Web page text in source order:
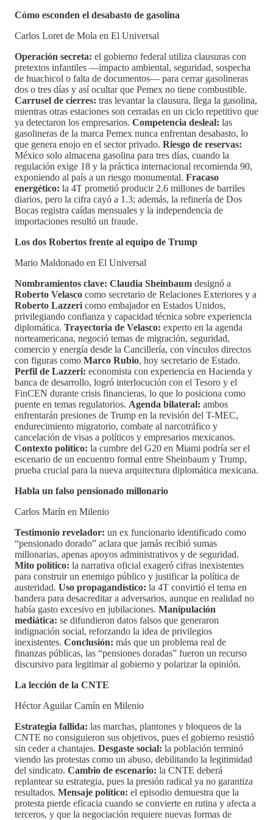
Cómo esconden el desabasto de gasolina
Carlos Loret de Mola en El Universal
Operación secreta: el gobierno federal utiliza clausuras con
pretextos infantiles —impacto ambiental, seguridad, sospecha
de huachicol o falta de documentos— para cerrar gasolineras
dos o tres días y así ocultar que Pemex no tiene combustible.
Carrusel de cierres: tras levantar la clausura, llega la gasolina,
mientras otras estaciones son cerradas en un ciclo repetitivo que
ya detectaron los empresarios. Competencia desleal: las
gasolineras de la marca Pemex nunca enfrentan desabasto, lo
que genera enojo en el sector privado. Riesgo de reservas:
México solo almacena gasolina para tres días, cuando la
regulación exige 18 y la práctica internacional recomienda 90,
exponiendo al país a un riesgo monumental. Fracaso
energético: la 4T prometió producir 2.6 millones de barriles
diarios, pero la cifra cayó a 1.3; además, la refinería de Dos
Bocas registra caídas mensuales y la independencia de
importaciones resultó un fraude.
Los dos Robertos frente al equipo de Trump
Mario Maldonado en El Universal
Nombramientos clave: Claudia Sheinbaum designó a
Roberto Velasco como secretario de Relaciones Exteriores y a
Roberto Lazzeri como embajador en Estados Unidos,
privilegiando confianza y capacidad técnica sobre experiencia
diplomática. Trayectoria de Velasco: experto en la agenda
norteamericana, negoció temas de migración, seguridad,
comercio y energía desde la Cancillería, con vínculos directos
con figuras como Marco Rubio, hoy secretario de Estado.
Perfil de Lazzeri: economista con experiencia en Hacienda y
banca de desarrollo, logró interlocución con el Tesoro y el
FinCEN durante crisis financieras, lo que lo posiciona como
puente en temas regulatorios. Agenda bilateral: ambos
enfrentarán presiones de Trump en la revisión del T-MEC,
endurecimiento migratorio, combate al narcotráfico y
cancelación de visas a políticos y empresarios mexicanos.
Contexto político: la cumbre del G20 en Miami podría ser el
escenario de un encuentro formal entre Sheinbaum y Trump,
prueba crucial para la nueva arquitectura diplomática mexicana.
Habla un falso pensionado millonario
Carlos Marín en Milenio
Testimonio revelador: un ex funcionario identificado como
“pensionado dorado” aclara que jamás recibió sumas
millonarias, apenas apoyos administrativos y de seguridad.
Mito político: la narrativa oficial exageró cifras inexistentes
para construir un enemigo público y justificar la política de
austeridad. Uso propagandístico: la 4T convirtió el tema en
bandera para desacreditar a adversarios, aunque en realidad no
había gasto excesivo en jubilaciones. Manipulación
mediática: se difundieron datos falsos que generaron
indignación social, reforzando la idea de privilegios
inexistentes. Conclusión: más que un problema real de
finanzas públicas, las “pensiones doradas” fueron un recurso
discursivo para legitimar al gobierno y polarizar la opinión.
La lección de la CNTE
Héctor Aguilar Camín en Milenio
Estrategia fallida: las marchas, plantones y bloqueos de la
CNTE no consiguieron sus objetivos, pues el gobierno resistió
sin ceder a chantajes. Desgaste social: la población terminó
viendo las protestas como un abuso, debilitando la legitimidad
del sindicato. Cambio de escenario: la CNTE deberá
replantear su estrategia, pues la presión radical ya no garantiza
resultados. Mensaje político: el episodio demuestra que la
protesta pierde eficacia cuando se convierte en rutina y afecta a
terceros, y que la negociación requiere nuevas formas de